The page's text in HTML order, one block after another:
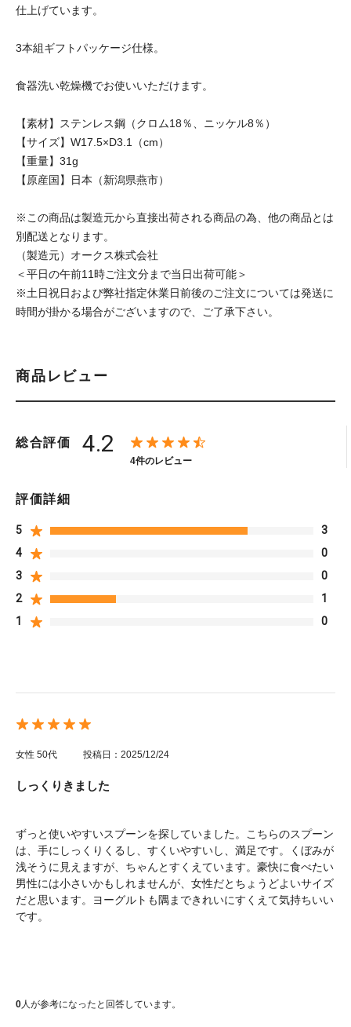
仕上げています。
3本組ギフトパッケージ仕様。
食器洗い乾燥機でお使いいただけます。
【素材】ステンレス鋼（クロム18％、ニッケル8％）
【サイズ】W17.5×D3.1（cm）
【重量】31g
【原産国】日本（新潟県燕市）
※この商品は製造元から直接出荷される商品の為、他の商品とは
別配送となります。
（製造元）オークス株式会社
＜平日の午前11時ご注文分まで当日出荷可能＞
※土日祝日および弊社指定休業日前後のご注文については発送に
時間が掛かる場合がございますので、ご了承下さい。
商品レビュー
総合評価 4.2
4件のレビュー
評価詳細
5
3
4
0
3
0
2
1
1
0
女性 50代 投稿日：2025/12/24
しっくりきました
ずっと使いやすいスプーンを探していました。こちらのスプーン
は、手にしっくりくるし、すくいやすいし、満足です。くぼみが
浅そうに見えますが、ちゃんとすくえています。豪快に食べたい
男性には小さいかもしれませんが、女性だとちょうどよいサイズ
だと思います。ヨーグルトも隅まできれいにすくえて気持ちいい
です。
0人が参考になったと回答しています。